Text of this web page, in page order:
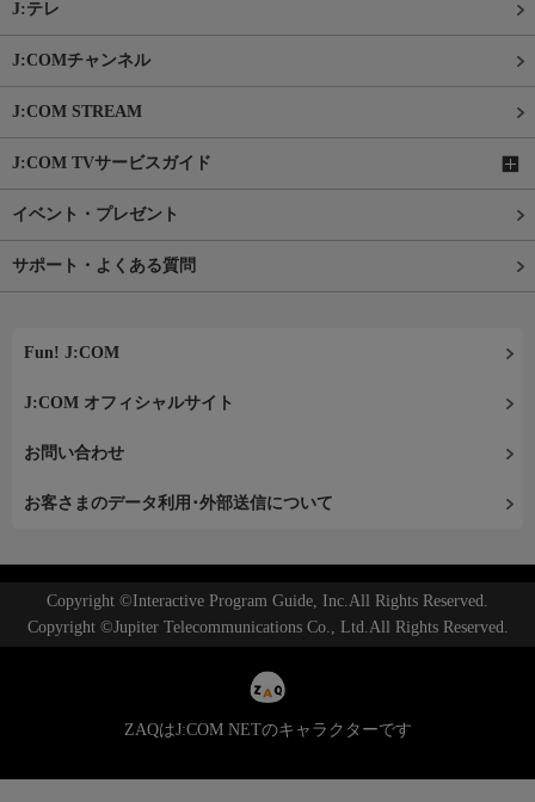
J:テレ
J:COMチャンネル
J:COM STREAM
J:COM TVサービスガイド
イベント・プレゼント
サポート・よくある質問
Fun! J:COM
J:COM オフィシャルサイト
お問い合わせ
お客さまのデータ利用･外部送信について
Copyright ©Interactive Program Guide, Inc.All Rights Reserved.
Copyright ©Jupiter Telecommunications Co., Ltd.All Rights Reserved.
ZAQはJ:COM NETのキャラクターです